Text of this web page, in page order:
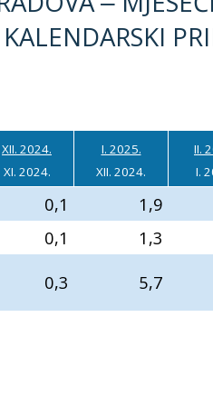
XII. 2024.
XI. 2024.
I. 2025.
XII. 2024.
II.
I.
0,1 1,9
0,1 1,3
0,3 5,7